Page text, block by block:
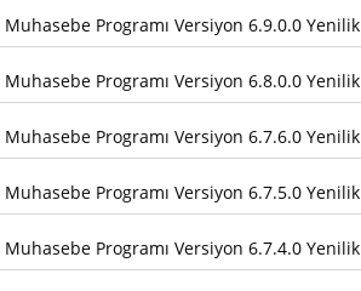
Muhasebe Programı Versiyon 6.9.0.0
Muhasebe Programı Versiyon 6.8.0.0
Muhasebe Programı Versiyon 6.7.6.0
Muhasebe Programı Versiyon 6.7.5.0
Muhasebe Programı Versiyon 6.7.4.0